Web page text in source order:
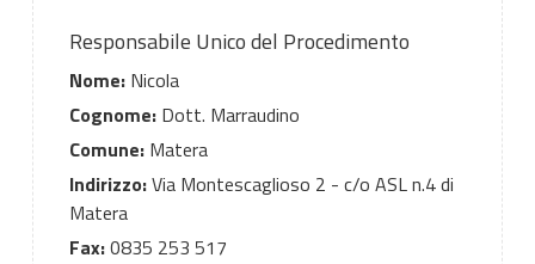
Responsabile Unico del Procedimento
Nome:Nicola
Cognome:Dott. Marraudino
Comune:Matera
Indirizzo:Via Montescaglioso 2 - c/o ASL n.4 di
Matera
Fax:0835 253 517